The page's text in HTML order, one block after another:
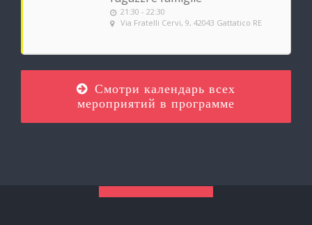
21:30 - 22:30
Via Fratelli Cervi, 9, 42043 Gattatico RE
Смотри календарь всех
мероприятий в программе